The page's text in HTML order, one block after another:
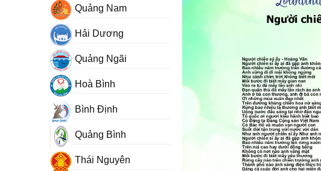
Quảng Nam
Hải Dương
Quảng Ngãi
Hoà Bình
Bình Định
Quảng Bình
Thái Nguyên